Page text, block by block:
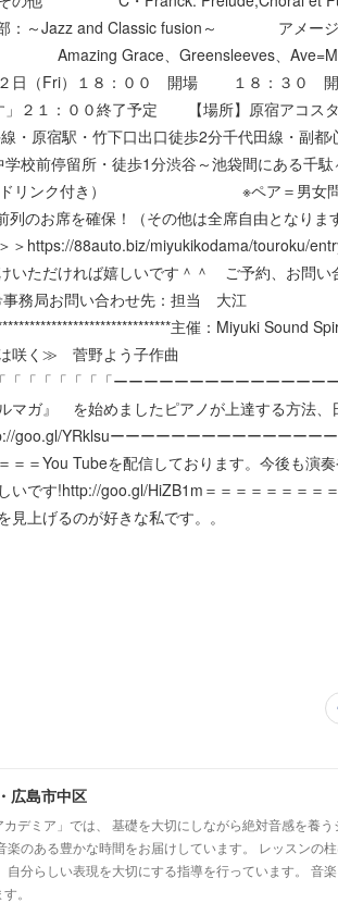
fusion～ アメージンググレ
Grace、Greensleeves、
２日（Fri）１８：００ 開場 １８：３０
」２１：００終了予定 【場所】原宿ア
・竹下口出口徒歩2分千代田線・副都心
校前停留所・徒歩1分渋谷～池袋間にある千
（1ドリンク付き） ※ペア＝男女問
のお席を確保！（その他は全席自由となり
＞https://88auto.biz/miyukikodama/touroku/
いただければ嬉しいです＾＾ ご予約、お問い
事務局お問い合わせ先：担当 大江
主催：Miyuki Sound
は咲く≫ 菅野よう子作曲
「「「「「「ーーーーーーーーーーーーーー
ガ』 を始めましたピアノが上達する方法、
goo.gl/YRklsuーーーーーーーーーーーーーー
＝＝You Tubeを配信しております。今後も演
です!http://goo.gl/HiZB1m＝＝＝＝＝＝＝＝
上げるのが好きな私です。。
広島市中区
デミア」では、 基礎を大切にしながら絶対音感を養
のある豊かな時間をお届けしています。 レッスンの
自分らしい表現を大切にする指導を行っています。 音
。